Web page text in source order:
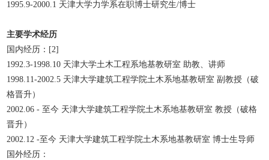
1995.9-2000.1 天津大学力学系在职博士研究生/博士
主要学术经历
国内经历：[2]
1992.3-1998.10 天津大学土木工程系地基教研室 助教、讲师
1998.11-2002.5 天津大学建筑工程学院土木系地基教研室 副教授（破
格晋升）
2002.06 - 至今 天津大学建筑工程学院土木系地基教研室 教授（破格
晋升）
2002.12 -至今 天津大学建筑工程学院土木系地基教研室 博士生导师
国外经历：